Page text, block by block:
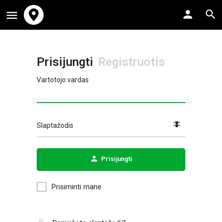
Prisijungti Registruotis
Vartotojo vardas
Slaptažodis
Prisijungti
Prisiminti mane